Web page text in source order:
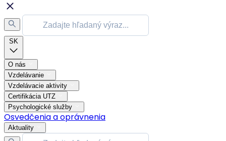
SK
O nás
Vzdelávanie
Vzdelávacie aktivity
Certifikácia UTZ
Psychologické služby
Osvedčenia a oprávnenia
Aktuality